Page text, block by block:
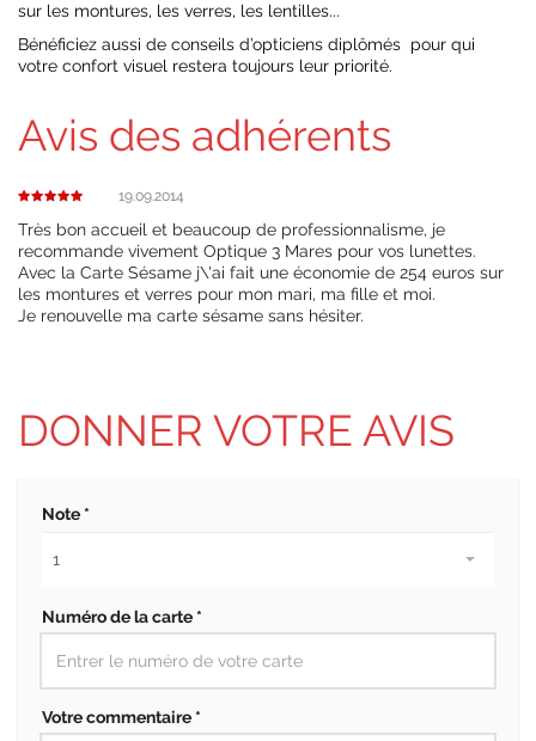
sur les montures, les verres, les lentilles...
Bénéficiez aussi de conseils d’opticiens diplômés pour qui
votre confort visuel restera toujours leur priorité.
Avis des adhérents
19.09.2014
Très bon accueil et beaucoup de professionnalisme, je
recommande vivement Optique 3 Mares pour vos lunettes.
Avec la Carte Sésame j\'ai fait une économie de 254 euros sur
les montures et verres pour mon mari, ma fille et moi.
Je renouvelle ma carte sésame sans hésiter.
DONNER VOTRE AVIS
Note *
Numéro de la carte *
Votre commentaire *